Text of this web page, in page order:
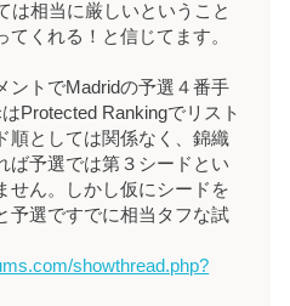
は相当に厳しいということ
くれる！と信じてます。
トでMadridの予選４番手
Protected Rankingでリスト
順としては関係なく、錦織
ば予選では第３シードとい
せん。しかし仮にシードを
予選ですでに相当タフな試
showthread.php?